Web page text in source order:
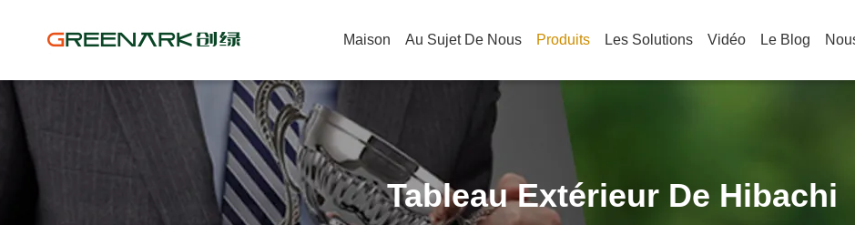
Maison Au Sujet De Nous Produits Les Solutions Vidéo Le Blog
Tableau Extérieur De Hibachi